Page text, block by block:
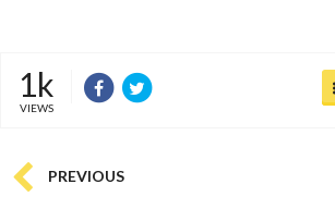
1k
VIEWS
PREVIOUS